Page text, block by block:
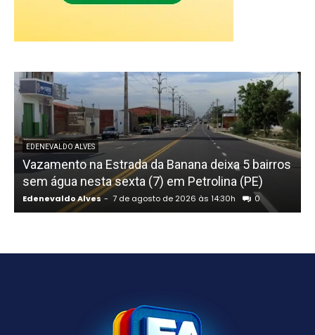
EDENEVALDO ALVES
Vazamento na Estrada da Banana deixa 5 bairros
sem água nesta sexta (7) em Petrolina (PE)
Edenevaldo Alves - 7 de agosto de 2026 às 14:30h 0